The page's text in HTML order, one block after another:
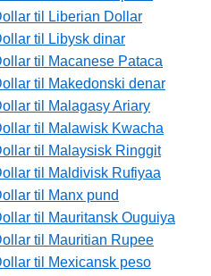
til Liberian Dollar
til Libysk dinar
til Macanese Pataca
til Makedonski denar
til Malagasy Ariary
til Malawisk Kwacha
til Malaysisk Ringgit
til Maldivisk Rufiyaa
til Manx pund
til Mauritansk Ouguiya
til Mauritian Rupee
til Mexicansk peso